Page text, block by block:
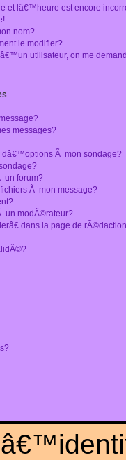
et lâ€™heure est encore
nom?
le modifier?
utilisateur, on me
messages?
dâ€™options Ã mon sondage?
un forum?
Ã mon message?
un modÃ©rateur?
dans la page de